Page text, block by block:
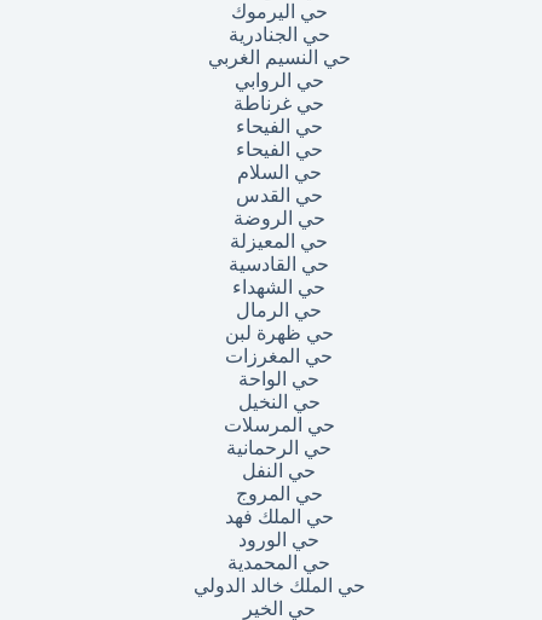
حي اليرموك
حي الجنادرية
حي النسيم الغربي
حي الروابي
حي غرناطة
حي الفيحاء
حي الفيحاء
حي السلام
حي القدس
حي الروضة
حي المعيزلة
حي القادسية
حي الشهداء
حي الرمال
حي ظهرة لبن
حي المغرزات
حي الواحة
حي النخيل
حي المرسلات
حي الرحمانية
حي النفل
حي المروج
حي الملك فهد
حي الورود
حي المحمدية
حي الملك خالد الدولي
حي الخير